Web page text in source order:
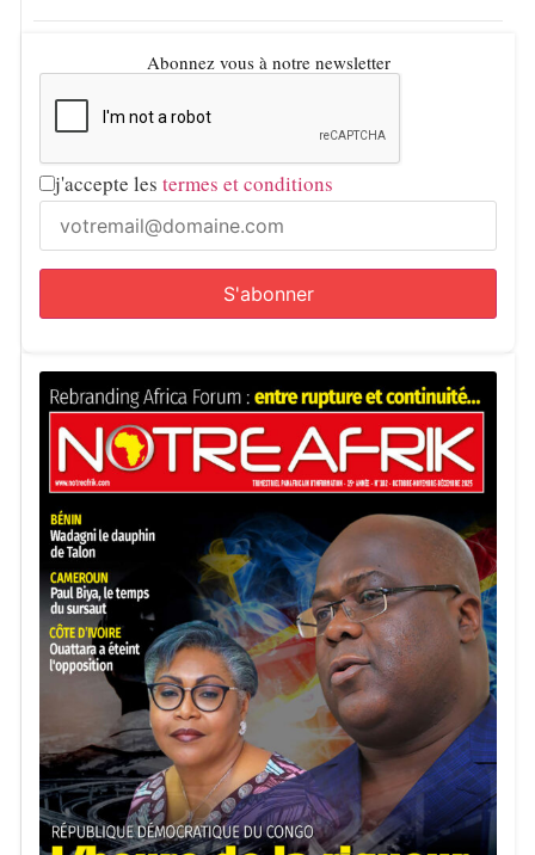
Abonnez vous à notre newsletter
j'accepte les termes et conditions